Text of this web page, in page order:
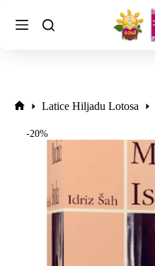
Latice Hiljadu Lotosa
-20%